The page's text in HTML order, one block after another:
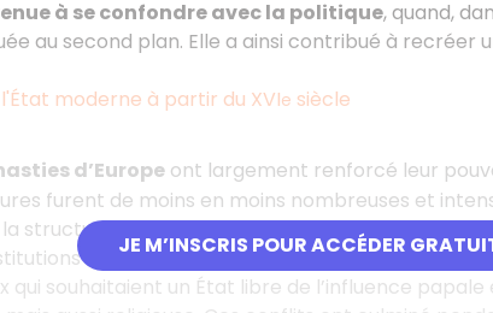
JE M’INSCRIS POUR ACCÉDER
à se confondre avec la politique, quand,
au second plan. Elle a ainsi contribué à recréer
moderne à partir du XVIe siècle
d’Europeont largement renforcé leur
furent de moins en moins nombreuses et
structure politique européenne : le débat
reposant sur le féodalisme. Le conflit qui
qui souhaitaient un État libre de l’influence